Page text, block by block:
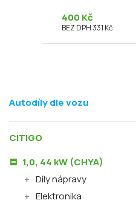
400 Kč
BEZ DPH 331 Kč
Autodíly dle vozu
CITIGO
1,0, 44 kW (CHYA)
Díly nápravy
Elektronika